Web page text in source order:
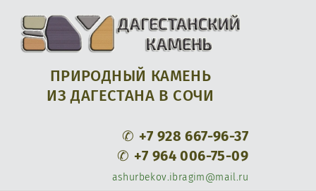
ПРИРОДНЫЙ КАМЕНЬ
ИЗ ДАГЕСТАНА В СОЧИ
✆ +7 928 667-96-37
✆ +7 964 006-75-09
ashurbekov.ibragim@mail.ru